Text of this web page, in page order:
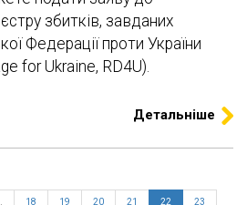
збитків, завданих
Федерації проти України
for Ukraine, RD4U).
Детальніше
18 19 20 21 22 23